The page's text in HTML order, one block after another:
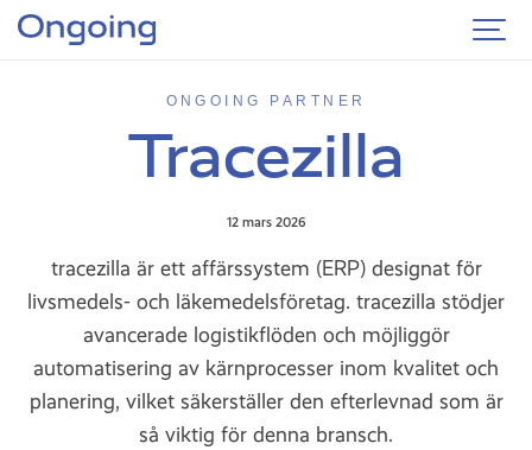
ONGOING PARTNER
Tracezilla
12 mars 2026
tracezilla är ett affärssystem (ERP) designat för
livsmedels- och läkemedelsföretag. tracezilla stödjer
avancerade logistikflöden och möjliggör
automatisering av kärnprocesser inom kvalitet och
planering, vilket säkerställer den efterlevnad som är
så viktig för denna bransch.